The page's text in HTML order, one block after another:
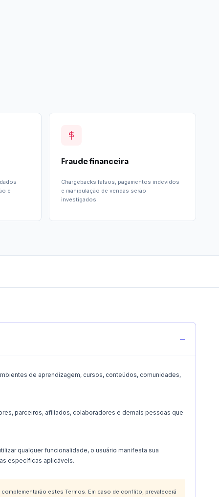
e
Fraude financeira
Chargebacks falsos, pagamentos indevidos
e manipulação de vendas serão
investigados.
de aprendizagem, cursos, conteúdos, comunidades,
parceiros, afiliados, colaboradores e demais pessoas que
qualquer funcionalidade, o usuário manifesta sua
específicas aplicáveis.
estes Termos. Em caso de conflito, prevalecerá